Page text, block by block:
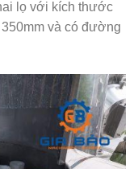
lọ với kích thước
và có đường